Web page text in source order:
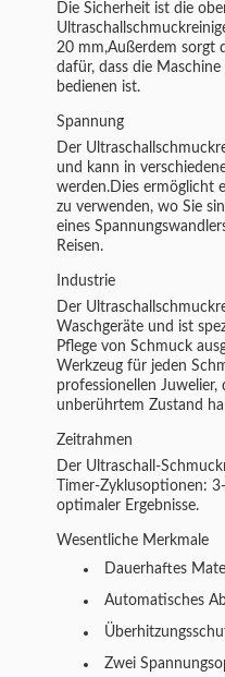
Die Sicherheit ist die
20 mm,Außerdem sorgt
dafür, dass die
bedienen ist.
Spannung
Der
und kann in
werden.Dies ermöglicht
zu verwenden, wo Sie
eines
Reisen.
Industrie
Der
Waschgeräte und ist
Pflege von Schmuck
Werkzeug für jeden
professionellen Juwelier,
unberührtem Zustand
Zeitrahmen
Der Ultraschall-
Timer-Zyklusoptionen:
optimaler Ergebnisse.
Wesentliche Merkmale
Dauerhaftes
Automatisches
Zwei